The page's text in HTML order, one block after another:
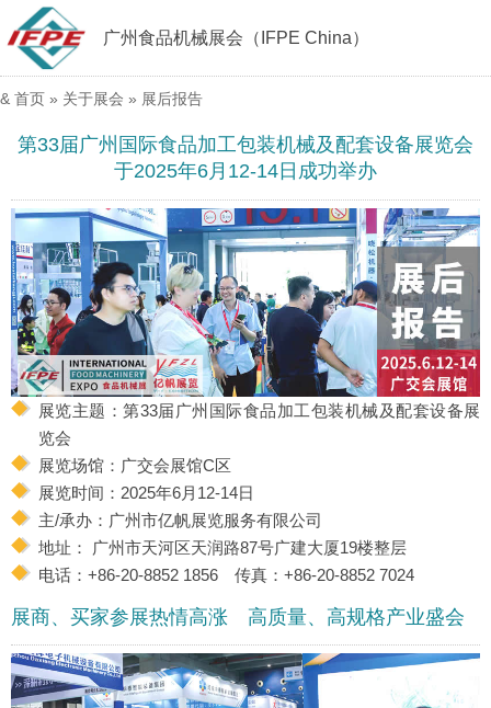
广州食品机械展会（IFPE China）
& 首页 » 关于展会 » 展后报告
第33届广州国际食品加工包装机械及配套设备展览会
于2025年6月12-14日成功举办
展览主题：第33届广州国际食品加工包装机械及配套设备展
览会
展览场馆：广交会展馆C区
展览时间：2025年6月12-14日
主/承办：广州市亿帆展览服务有限公司
地址： 广州市天河区天润路87号广建大厦19楼整层
电话：+86-20-8852 1856 传真：+86-20-8852 7024
展商、买家参展热情高涨 高质量、高规格产业盛会